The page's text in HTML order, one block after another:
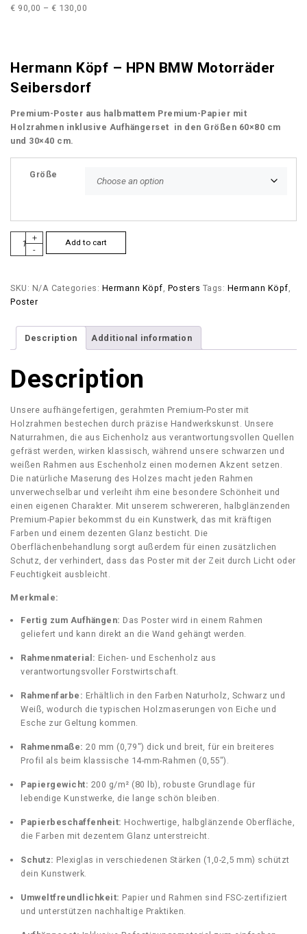
€ 90,00 – € 130,00
e
r
a
g
e
€
0
t
o
€
1
3
0
Hermann Köpf – HPN BMW Motorräder
Seibersdorf
Premium-Poster aus halbmattem Premium-Papier mit
Holzrahmen inklusive Aufhängerset in den Größen 60×80 cm
und 30×40 cm.
Größe
e
r
m
a
n
K
ö
p
f
–
H
P
N
B
M
W
q
u
n
t
+
-
Add to cart
SKU: N/A Categories: Hermann Köpf, Posters Tags: Hermann Köpf,
Poster
Description Additional information
Description
Unsere aufhängefertigen, gerahmten Premium-Poster mit
Holzrahmen bestechen durch präzise Handwerkskunst. Unsere
Naturrahmen, die aus Eichenholz aus verantwortungsvollen Quellen
gefräst werden, wirken klassisch, während unsere schwarzen und
weißen Rahmen aus Eschenholz einen modernen Akzent setzen.
Die natürliche Maserung des Holzes macht jeden Rahmen
unverwechselbar und verleiht ihm eine besondere Schönheit und
einen eigenen Charakter. Mit unserem schwereren, halbglänzenden
Premium-Papier bekommst du ein Kunstwerk, das mit kräftigen
Farben und einem dezenten Glanz besticht. Die
Oberflächenbehandlung sorgt außerdem für einen zusätzlichen
Schutz, der verhindert, dass das Poster mit der Zeit durch Licht oder
Feuchtigkeit ausbleicht.
Merkmale:
Fertig zum Aufhängen: Das Poster wird in einem Rahmen
geliefert und kann direkt an die Wand gehängt werden.
Rahmenmaterial: Eichen- und Eschenholz aus
verantwortungsvoller Forstwirtschaft.
Rahmenfarbe: Erhältlich in den Farben Naturholz, Schwarz und
Weiß, wodurch die typischen Holzmaserungen von Eiche und
Esche zur Geltung kommen.
Rahmenmaße: 20 mm (0,79″) dick und breit, für ein breiteres
Profil als beim klassische 14-mm-Rahmen (0,55″).
Papiergewicht: 200 g/m² (80 lb), robuste Grundlage für
lebendige Kunstwerke, die lange schön bleiben.
Papierbeschaffenheit: Hochwertige, halbglänzende Oberfläche,
die Farben mit dezentem Glanz unterstreicht.
Schutz: Plexiglas in verschiedenen Stärken (1,0-2,5 mm) schützt
dein Kunstwerk.
Umweltfreundlichkeit: Papier und Rahmen sind FSC-zertifiziert
und unterstützen nachhaltige Praktiken.